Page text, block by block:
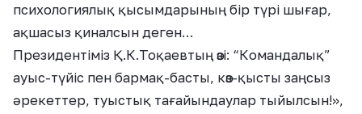
психологиялық қысымдарының бір түрі шығар,
ақшасыз қиналсын деген…
Президентіміз Қ.К.Тоқаевтың өзі: “Командалық”
ауыс-түйіс пен бармақ-басты, көз-қысты заңсыз
әрекеттер, туыстық тағайындаулар тыйылсын!»,